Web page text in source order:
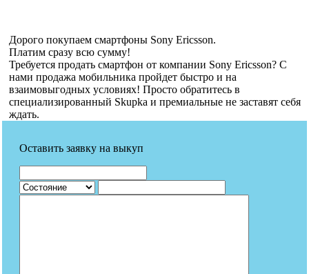
Дорого покупаем смартфоны Sony Ericsson.
Платим сразу всю сумму!
Требуется продать смартфон от компании Sony Ericsson? С
нами продажа мобильника пройдет быстро и на
взаимовыгодных условиях! Просто обратитесь в
специализированный Skupka и премиальные не заставят себя
ждать.
Оставить заявку на выкуп